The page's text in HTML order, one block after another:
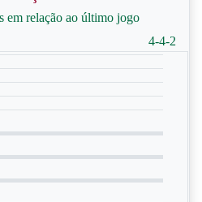
em relação ao último jogo
4-4-2